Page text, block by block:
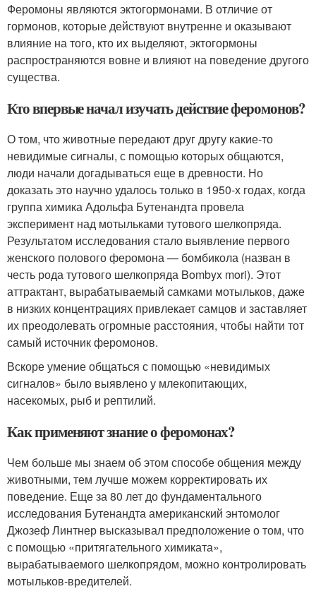
Феромоны являются эктогормонами. В отличие от
гормонов, которые действуют внутренне и оказывают
влияние на того, кто их выделяют, эктогормоны
распространяются вовне и влияют на поведение другого
существа.
Кто впервые начал изучать действие феромонов?
О том, что животные передают друг другу какие-то
невидимые сигналы, с помощью которых общаются,
люди начали догадываться еще в древности. Но
доказать это научно удалось только в 1950-х годах, когда
группа химика Адольфа Бутенандта провела
эксперимент над мотыльками тутового шелкопряда.
Результатом исследования стало выявление первого
женского полового феромона — бомбикола (назван в
честь рода тутового шелкопряда Bombyx mori). Этот
аттрактант, вырабатываемый самками мотыльков, даже
в низких концентрациях привлекает самцов и заставляет
их преодолевать огромные расстояния, чтобы найти тот
самый источник феромонов.
Вскоре умение общаться с помощью «невидимых
сигналов» было выявлено у млекопитающих,
насекомых, рыб и рептилий.
Как применяют знание о феромонах?
Чем больше мы знаем об этом способе общения между
животными, тем лучше можем корректировать их
поведение. Еще за 80 лет до фундаментального
исследования Бутенандта американский энтомолог
Джозеф Линтнер высказывал предположение о том, что
с помощью «притягательного химиката»,
вырабатываемого шелкопрядом, можно контролировать
мотыльков-вредителей.